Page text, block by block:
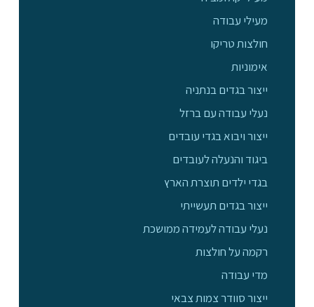
מעילי עבודה
חולצות טריקו
אימוניות
ייצור בגדים בנתניה
נעלי עבודה עם ברזל
ייצור ויבוא בגדי עובדים
ביגוד והנעלה לעובדים
בגדי ילדים תוצרת הארץ
ייצור בגדים תעשייתי
נעלי עבודה לעמידה ממושכת
רקמה על חולצות
מדי עבודה
ייצור סוודר צמות צבאי